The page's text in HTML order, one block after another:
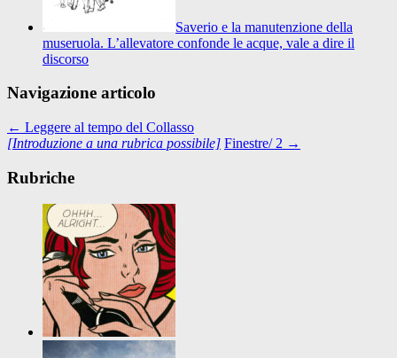
Saverio e la manutenzione della
museruola. L’allevatore confonde le acque, vale a dire il
discorso
Navigazione articolo
← Leggere al tempo del Collasso
[Introduzione a una rubrica possibile] Finestre/ 2 →
Rubriche